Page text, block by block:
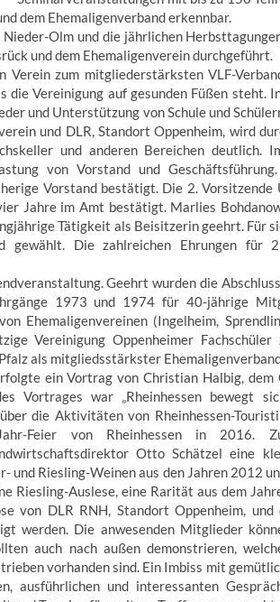
dem Ehemaligenverband erkennbar.
Olm und die jährlichen
und dem Ehemaligenverein durchgeführt.
zum mitgliederstärksten VLF-
die Vereinigung auf gesunden Füßen steht.
und Unterstützung von Schule und
und DLR, Standort Oppenheim, wird
und anderen Bereichen deutlich.
von Vorstand und
Vorstand bestätigt. Die 2. Vorsitzende
Jahre im Amt bestätigt. Marlies
Tätigkeit als Beisitzerin geehrt. Für
gewählt. Die zahlreichen Ehrungen für
Geehrt wurden die
1973 und 1974 für 40-jährige
Ehemaligenvereinen (Ingelheim,
Vereinigung Oppenheimer Fachschüler
als mitgliedsstärkster
ein Vortrag von Christian Halbig, dem
Vortrages war „Rheinhessen bewegt
die Aktivitäten von Rheinhessen-
Feier von Rheinhessen in 2016.
Otto Schätzel eine
und Riesling-Weinen aus den Jahren 2012
Riesling-Auslese, eine Rarität aus dem
von DLR RNH, Standort Oppenheim,
werden. Die anwesenden Mitglieder
auch nach außen demonstrieren,
vorhanden sind. Ein Imbiss mit
ausführlichen und interessanten